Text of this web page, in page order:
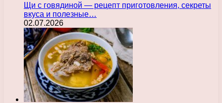
Щи с говядиной — рецепт приготовления, секреты
вкуса и полезные…
02.07.2026